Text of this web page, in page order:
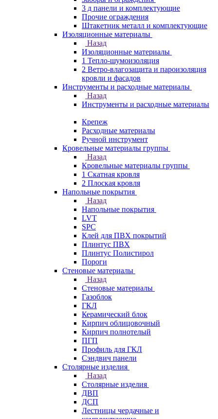
3 д панели и комплектующие
Прочие ограждения
Штакетник металл и комплектующие
Изоляционные материалы
Назад
Изоляционные материалы
1 Тепло-шумоизоляция
2 Ветро-влагозащита и пароизоляция
кровли и фасадов
Инструменты и расходные материалы
Назад
Инструменты и расходные материалы
Крепеж
Расходные материалы
Ручной инструмент
Кровельные материалы группы
Назад
Кровельные материалы группы
1 Скатная кровля
2 Плоская кровля
Напольные покрытия
Назад
Напольные покрытия
LVT
SPC
Клей для ПВХ покрытий
Плинтус ПВХ
Плинтус Полистирол
Пороги
Стеновые материалы
Назад
Стеновые материалы
Газоблок
ГКЛ
Керамический блок
Кирпич облицовочный
Кирпич полнотелый
ПГП
Профиль для ГКЛ
Сэндвич панели
Столярные изделия
Назад
Столярные изделия
ДВП
ДСП
Лестницы чердачные и